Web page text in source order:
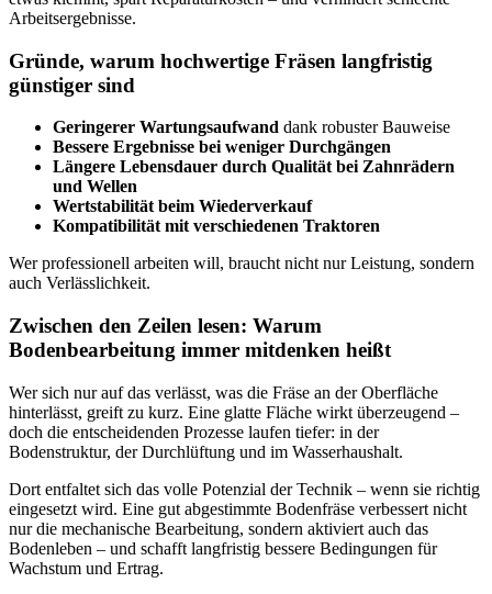
Arbeitsergebnisse.
Gründe, warum hochwertige Fräsen langfristig
günstiger sind
Geringerer Wartungsaufwand dank robuster Bauweise
Bessere Ergebnisse bei weniger Durchgängen
Längere Lebensdauer durch Qualität bei Zahnrädern
und Wellen
Wertstabilität beim Wiederverkauf
Kompatibilität mit verschiedenen Traktoren
Wer professionell arbeiten will, braucht nicht nur Leistung, sondern
auch Verlässlichkeit.
Zwischen den Zeilen lesen: Warum
Bodenbearbeitung immer mitdenken heißt
Wer sich nur auf das verlässt, was die Fräse an der Oberfläche
hinterlässt, greift zu kurz. Eine glatte Fläche wirkt überzeugend –
doch die entscheidenden Prozesse laufen tiefer: in der
Bodenstruktur, der Durchlüftung und im Wasserhaushalt.
Dort entfaltet sich das volle Potenzial der Technik – wenn sie richtig
eingesetzt wird. Eine gut abgestimmte Bodenfräse verbessert nicht
nur die mechanische Bearbeitung, sondern aktiviert auch das
Bodenleben – und schafft langfristig bessere Bedingungen für
Wachstum und Ertrag.